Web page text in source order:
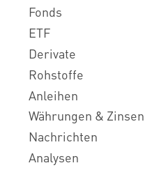
Fonds
ETF
Derivate
Rohstoffe
Anleihen
Währungen & Zinsen
Nachrichten
Analysen